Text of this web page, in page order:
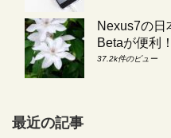
Nexus7の日
Betaが便利！
37.2k件のビュー
最近の記事